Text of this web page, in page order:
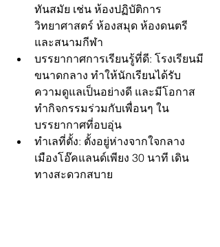
ทันสมัย เช่น ห้องปฏิบัติการ
วิทยาศาสตร์ ห้องสมุด ห้องดนตรี
และสนามกีฬา
บรรยากาศการเรียนรู้ที่ดี: โรงเรียนมี
ขนาดกลาง ทำให้นักเรียนได้รับ
ความดูแลเป็นอย่างดี และมีโอกาส
ทำกิจกรรมร่วมกับเพื่อนๆ ใน
บรรยากาศที่อบอุ่น
ทำเลที่ตั้ง: ตั้งอยู่ห่างจากใจกลาง
เมืองโอ๊คแลนด์เพียง 30 นาที เดิน
ทางสะดวกสบาย